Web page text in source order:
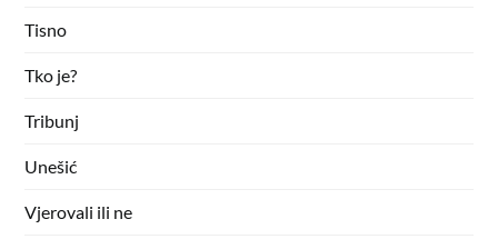
Tisno
Tko je?
Tribunj
Unešić
Vjerovali ili ne